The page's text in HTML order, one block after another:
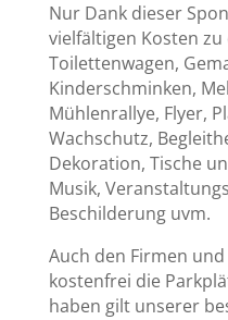
Nur Dank dieser
vielfältigen Kosten
Toilettenwagen,
Kinderschminken,
Mühlenrallye, Flyer,
Wachschutz,
Dekoration, Tische
Musik,
Beschilderung uvm.
Auch den Firmen
kostenfrei die
haben gilt unserer